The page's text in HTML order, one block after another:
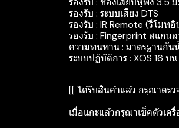
รองรับ : ระบบเสียง DTS
รองรับ : IR Remote (รีโมทอิ
รองรับ : Fingerprint สแกน
ความทนทาน : มาตรฐานกัน
ระบบปฏิบัติการ : XOS 16 บ
[[ ได้รับสินค้าแล้ว กรุณาตร
เมื่อแกะแล้วกรุณาเช็คตัวเค